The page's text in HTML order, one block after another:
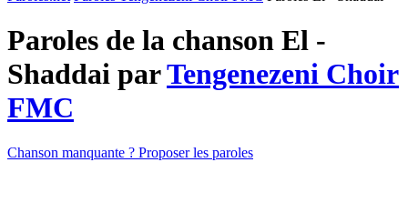
Paroles de la chanson El -
Shaddai parTengenezeni Choir
FMC
Chanson manquante ? Proposer les paroles